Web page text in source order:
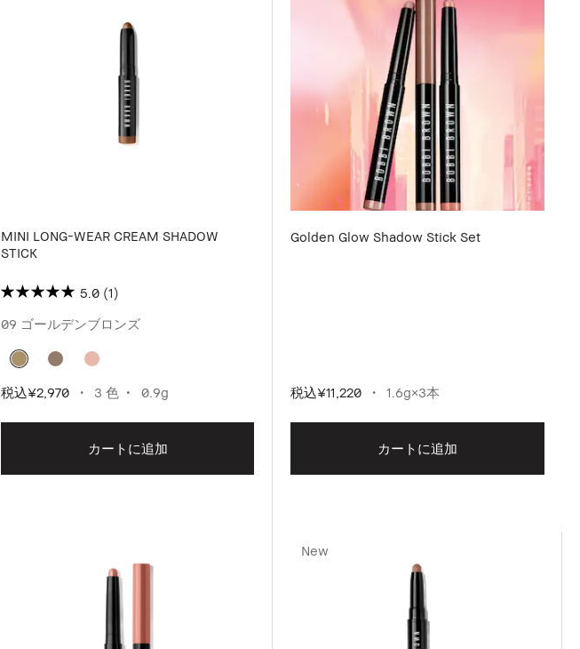
MINI LONG-WEAR CREAM SHADOW
STICK
5.0 (1)
09 ゴールデンブロンズ
税込¥2,970 3 色 0.9g
カートに追加
Golden Glow Shadow Stick Set
税込¥11,220 1.6g×3本
カートに追加
New